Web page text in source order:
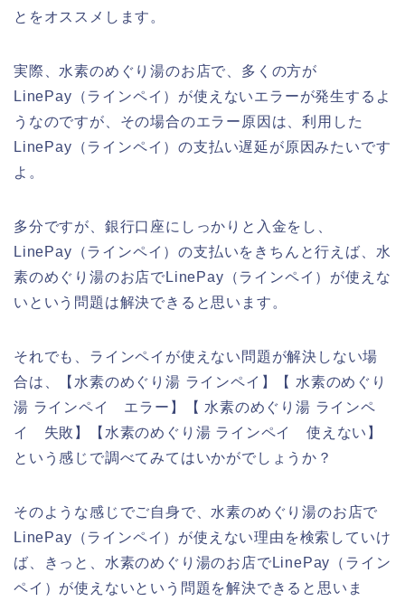
とをオススメします。
実際、水素のめぐり湯のお店で、多くの方が
LinePay（ラインペイ）が使えないエラーが発生するよ
うなのですが、その場合のエラー原因は、利用した
LinePay（ラインペイ）の支払い遅延が原因みたいです
よ。
多分ですが、銀行口座にしっかりと入金をし、
LinePay（ラインペイ）の支払いをきちんと行えば、水
素のめぐり湯のお店でLinePay（ラインペイ）が使えな
いという問題は解決できると思います。
それでも、ラインペイが使えない問題が解決しない場
合は、【水素のめぐり湯 ラインペイ】【 水素のめぐり
湯 ラインペイ エラー】【 水素のめぐり湯 ラインペ
イ 失敗】【水素のめぐり湯 ラインペイ 使えない】
という感じで調べてみてはいかがでしょうか？
そのような感じでご自身で、水素のめぐり湯のお店で
LinePay（ラインペイ）が使えない理由を検索していけ
ば、きっと、水素のめぐり湯のお店でLinePay（ライン
ペイ）が使えないという問題を解決できると思いま